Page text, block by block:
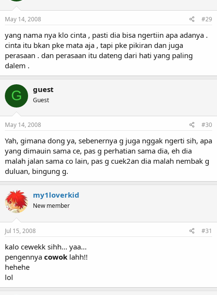
May 14, 2008 #29
yang nama nya klo cinta , pasti dia bisa ngertiin apa adanya .
cinta itu bkan pke mata aja , tapi pke pikiran dan juga
perasaan . dan perasaan itu dateng dari hati yang paling
dalem .
G guest
Guest
May 14, 2008 #30
Yah, gimana dong ya, sebenernya g juga nggak ngerti sih, apa
yang dimauin sama ce, pas g perhatian sama dia, eh dia
malah jalan sama co lain, pas g cuek2an dia malah nembak g
duluan, bingung g.
my1loverkid
New member
Jul 15, 2008 #31
kalo cewekk sihh... yaa...
pengennya cowok lahh!!
hehehe
lol